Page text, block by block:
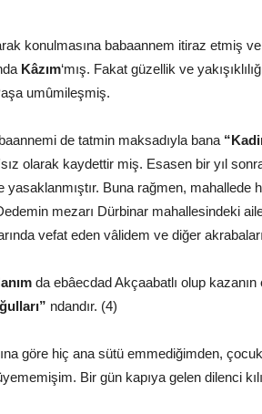
konulmasına babaannem itiraz etmiş
Kâzım‘mış. Fakat güzellik ve
umûmileşmiş.
de tatmin maksadıyla bana
olarak kaydettir miş. Esasen bir yıl
yasaklanmıştır. Buna rağmen, mahallede
mezarı Dürbinar mahallesindeki
vefat eden vâlidem ve diğer
da ebâecdad Akçaabatlı olup
ndandır. (4)
göre hiç ana sütü emmediğimden,
Bir gün kapıya gelen dilenci